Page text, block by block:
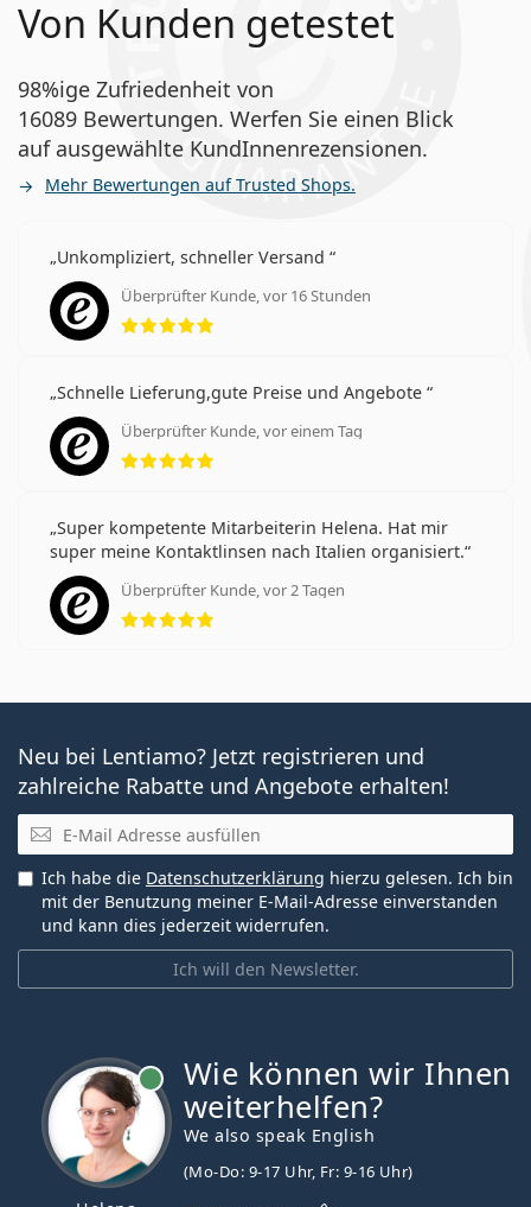
Von Kunden getestet
98%ige Zufriedenheit von
16089 Bewertungen. Werfen Sie einen Blick
auf ausgewählte KundInnenrezensionen.
Mehr Bewertungen auf Trusted Shops.
Unkompliziert, schneller Versand
Überprüfter Kunde, vor 16 Stunden
Bewertung 5 aus 5
Schnelle Lieferung,gute Preise und Angebote
Überprüfter Kunde, vor einem Tag
Bewertung 5 aus 5
Super kompetente Mitarbeiterin Helena. Hat mir
super meine Kontaktlinsen nach Italien organisiert.
Überprüfter Kunde, vor 2 Tagen
Bewertung 5 aus 5
Neu bei Lentiamo? Jetzt registrieren und
zahlreiche Rabatte und Angebote erhalten!
E-Mail
Ich will den Newsletter.
Ich habe die Datenschutzerklärung hierzu gelesen. Ich bin
mit der Benutzung meiner E-Mail-Adresse einverstanden
und kann dies jederzeit widerrufen.
Wie können wir Ihnen
weiterhelfen?
We also speak English
(Mo-Do: 9-17 Uhr, Fr: 9-16 Uhr)